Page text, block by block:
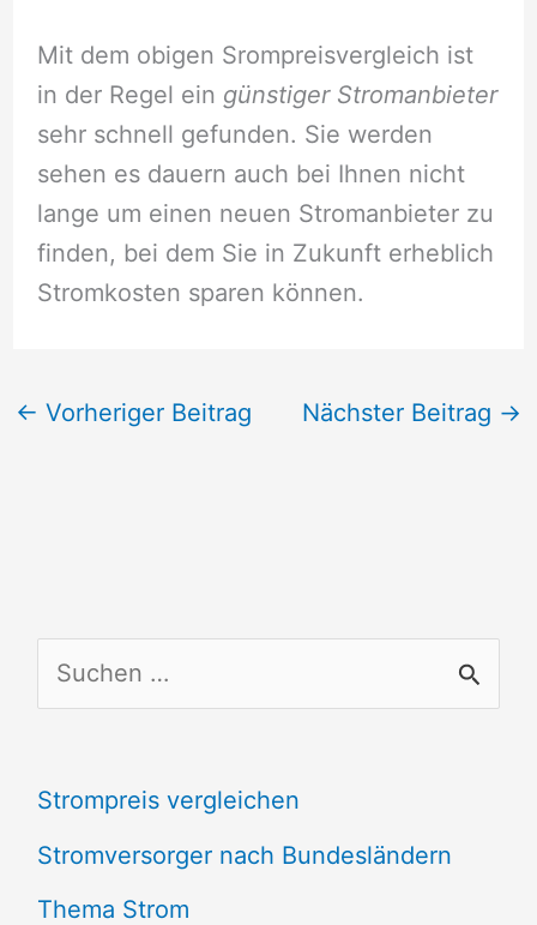
Mit dem obigen Srompreisvergleich ist
in der Regel ein günstiger Stromanbieter
sehr schnell gefunden. Sie werden
sehen es dauern auch bei Ihnen nicht
lange um einen neuen Stromanbieter zu
finden, bei dem Sie in Zukunft erheblich
Stromkosten sparen können.
← Vorheriger Beitrag Nächster Beitrag →
u
h
e
n
Strompreis vergleichen
Stromversorger nach Bundesländern
Thema Strom